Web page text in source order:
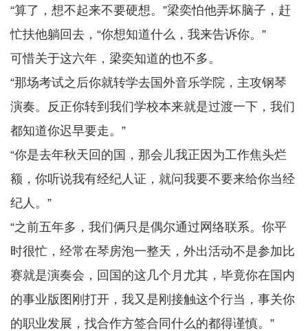
“算了，想不起来不要硬想。”梁奕怕他弄坏脑子，赶
忙扶他躺回去，“你想知道什么，我来告诉你。”
可惜关于这六年，梁奕知道的也不多。
“那场考试之后你就转学去国外音乐学院，主攻钢琴
演奏。反正你转到我们学校本来就是过渡一下，我们
都知道你迟早要走。”
“你是去年秋天回的国，那会儿我正因为工作焦头烂
额，你听说我有经纪人证，就问我要不要来给你当经
纪人。”
“之前五年多，我们俩只是偶尔通过网络联系。你平
时很忙，经常在琴房泡一整天，外出活动不是参加比
赛就是演奏会，回国的这几个月尤其，毕竟你在国内
的事业版图刚打开，我又是刚接触这个行当，事关你
的职业发展，找合作方签合同什么的都得谨慎。”